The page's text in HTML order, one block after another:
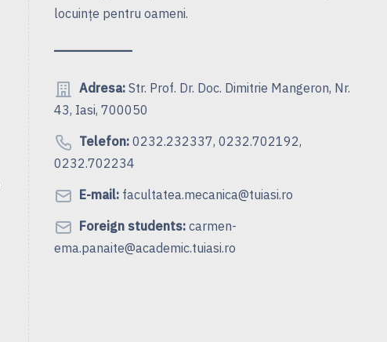
locuinţe pentru oameni.
Adresa:Str. Prof. Dr. Doc. Dimitrie Mangeron, Nr.
43, Iasi, 700050
Telefon:0232.232337, 0232.702192,
0232.702234
E-mail:facultatea.mecanica@tuiasi.ro
Foreign students:carmen-
ema.panaite@academic.tuiasi.ro